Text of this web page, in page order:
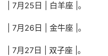
| 7月25日 | 白羊座 |。
| 7月26日 | 金牛座 |。
| 7月27日 | 双子座 |。